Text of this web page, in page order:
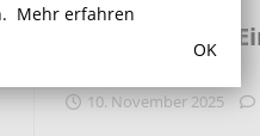
Auf der Lette:
10. November 2025
Mehr erfahren
OK